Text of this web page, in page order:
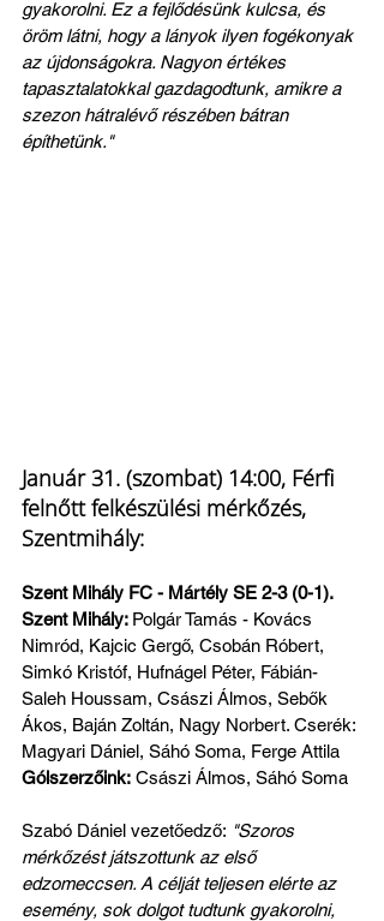
gyakorolni. Ez a fejlődésünk kulcsa, és
öröm látni, hogy a lányok ilyen fogékonyak
az újdonságokra. Nagyon értékes
tapasztalatokkal gazdagodtunk, amikre a
szezon hátralévő részében bátran
építhetünk."
Január 31. (szombat) 14:00, Férfi
felnőtt felkészülési mérkőzés,
Szentmihály:
Szent Mihály FC - Mártély SE 2-3 (0-1).
Szent Mihály: Polgár Tamás - Kovács
Nimród, Kajcic Gergő, Csobán Róbert,
Simkó Kristóf, Hufnágel Péter, Fábián-
Saleh Houssam, Császi Álmos, Sebők
Ákos, Baján Zoltán, Nagy Norbert. Cserék:
Magyari Dániel, Sáhó Soma, Ferge Attila
Gólszerzőink: Császi Álmos, Sáhó Soma
Szabó Dániel vezetőedző: "Szoros
mérkőzést játszottunk az első
edzomeccsen. A célját teljesen elérte az
esemény, sok dolgot tudtunk gyakorolni,